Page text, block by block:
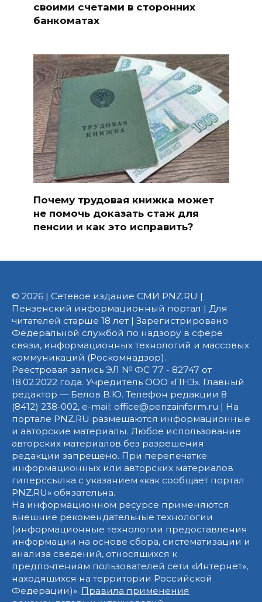
своими счетами в сторонних
банкоматах
Почему трудовая книжка может
не помочь доказать стаж для
пенсии и как это исправить?
© 2026 | Сетевое издание СМИ PNZ.RU |
Пензенский информационный портал | Для
читателей старше 18 лет | Зарегистрировано
Федеральной службой по надзору в сфере
связи, информационных технологий и массовых
коммуникаций (Роскомнадзор).
Реестровая запись ЭЛ № ФС 77 - 82747 от
18.02.2022 года. Учредитель ООО «ПНЗ». Главный
редактор — Белов В.Ю. Телефон редакции 8
(8412) 238-002, e-mail: office@penzainform.ru | На
портале PNZ.RU размещаются информационные
и авторские материалы. Любое использование
авторских материалов без разрешения
редакции запрещено. При перепечатке
информационных или авторских материалов
гиперссылка с указанием «как сообщает портал
PNZ.RU» обязательна.
На информационном ресурсе применяются
внешние рекомендательные технологии
(информационные технологии предоставления
информации на основе сбора, систематизации и
анализа сведений, относящихся к
предпочтениям пользователей сети «Интернет»,
находящихся на территории Российской
Федерации)». Правила применения